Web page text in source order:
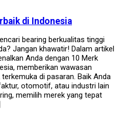
di Indonesia
bearing berkualitas tinggi
Jangan khawatir! Dalam artikel
Anda dengan 10 Merk
memberikan wawasan
di pasaran. Baik Anda
otomotif, atau industri lain
memilih merek yang tepat